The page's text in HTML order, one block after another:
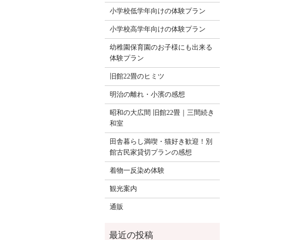
小学校低学年向けの体験プラン
小学校高学年向けの体験プラン
幼稚園保育園のお子様にも出来る
体験プラン
旧館22畳のヒミツ
明治の離れ・小濱の感想
昭和の大広間 旧館22畳｜三間続き
和室
田舎暮らし満喫・猫好き歓迎！別
館古民家貸切プランの感想
着物一反染め体験
観光案内
通販